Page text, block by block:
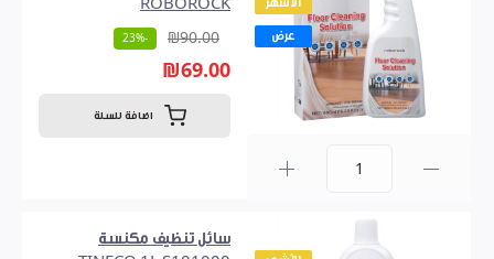
عرض
ROBOROCK
₪90.00
-23%
₪69.00
اضافة للسلة
سائل تنظيف مكنسة